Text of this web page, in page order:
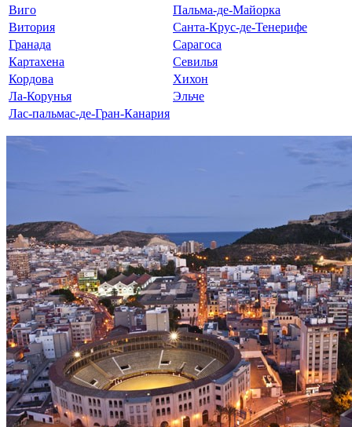
Виго
Пальма-де-Майорка
Витория
Санта-Крус-де-Тенерифе
Гранада
Сарагоса
Картахена
Севилья
Кордова
Хихон
Ла-Корунья
Эльче
Лас-пальмас-де-Гран-Канария